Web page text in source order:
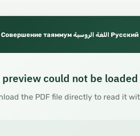
preview could not be loaded
the PDF file directly to read it